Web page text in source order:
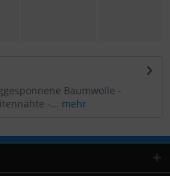
Baumwolle -
-... mehr